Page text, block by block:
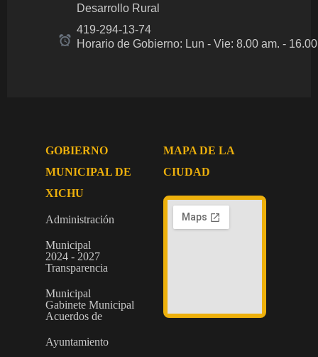
Desarrollo Rural
419-294-13-74
Horario de Gobierno: Lun - Vie: 8.00 am. -
GOBIERNO
MUNICIPAL DE
XICHU
Administración
Municipal
2024 - 2027
Transparencia
Municipal
Gabinete Municipal
Acuerdos de
Ayuntamiento
MAPA DE LA
CIUDAD